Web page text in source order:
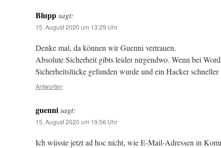
Bluppsagt:
15. August 2020 um 13:29 Uhr
Denke mal, da können wir Guenni vertrauen.
Absolute Sicherheit gibts leider nirgendwo. Wenn bei
Sicherheitslücke gefunden wurde und ein Hacker
Antworten
guennisagt:
15. August 2020 um 19:56 Uhr
Ich wüsste jetzt ad hoc nicht, wie E-Mail-Adressen in